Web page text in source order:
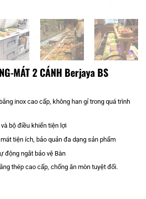
MÁT 2 CÁNH Berjaya BS
inox cao cấp, không han gỉ trong quá trình
bộ điều khiển tiện lợi
tiện ích, bảo quản đa dạng sản phẩm
động ngắt bảo vệ Bàn
thép cao cấp, chống ăn mòn tuyệt đối.